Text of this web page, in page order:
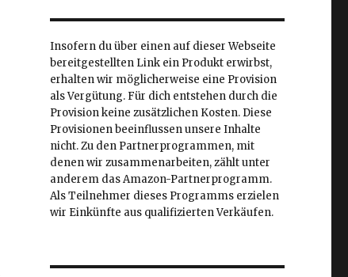
Insofern du über einen auf dieser Webseite
bereitgestellten Link ein Produkt erwirbst,
erhalten wir möglicherweise eine Provision
als Vergütung. Für dich entstehen durch die
Provision keine zusätzlichen Kosten. Diese
Provisionen beeinflussen unsere Inhalte
nicht. Zu den Partnerprogrammen, mit
denen wir zusammenarbeiten, zählt unter
anderem das Amazon-Partnerprogramm.
Als Teilnehmer dieses Programms erzielen
wir Einkünfte aus qualifizierten Verkäufen.